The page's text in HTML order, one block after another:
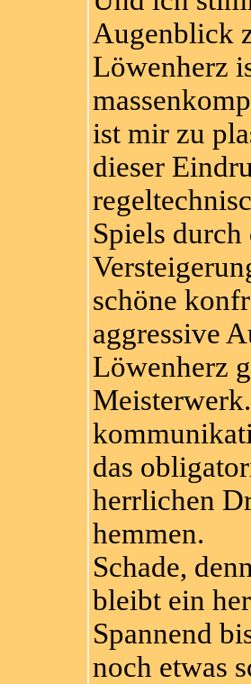
Augenblick
Löwenherz
ist mir zu
dieser
Spiels durch
schöne
aggressive
Löwenherz
das
herrlichen
hemmen.
Schade,
bleibt ein
Spannend
noch etwas